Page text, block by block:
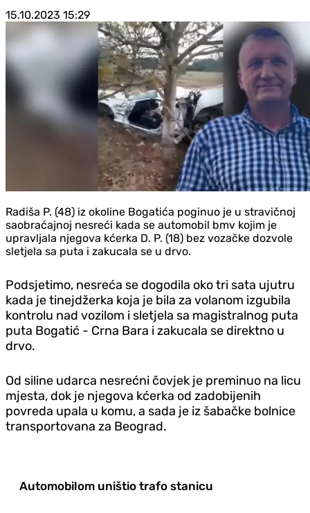
15.10.2023 15:29
Radiša P. (48) iz okoline Bogatića poginuo je u stravičnoj
saobraćajnoj nesreći kada se automobil bmv kojim je
upravljala njegova kćerka D. P. (18) bez vozačke dozvole
sletjela sa puta i zakucala se u drvo.
Podsjetimo, nesreća se dogodila oko tri sata ujutru
kada je tinejdžerka koja je bila za volanom izgubila
kontrolu nad vozilom i sletjela sa magistralnog puta
puta Bogatić - Crna Bara i zakucala se direktno u
drvo.
Od siline udarca nesrećni čovjek je preminuo na licu
mjesta, dok je njegova kćerka od zadobijenih
povreda upala u komu, a sada je iz šabačke bolnice
transportovana za Beograd.
Automobilom uništio trafo stanicu